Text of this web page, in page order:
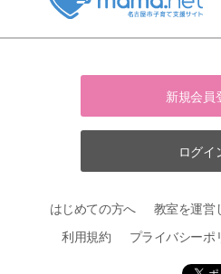
新規会員
ログイ
はじめての方へ 教室を運営
利用規約
プライバシーポ